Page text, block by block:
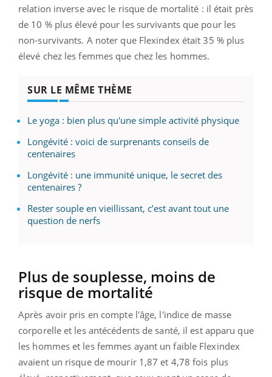
relation inverse avec le risque de mortalité : il était près
de 10 % plus élevé pour les survivants que pour les
non-survivants. A noter que Flexindex était 35 % plus
élevé chez les femmes que chez les hommes.
SUR LE MÊME THÈME
Le yoga : bien plus qu'une simple activité physique
Longévité : voici de surprenants conseils de
centenaires
Longévité : une immunité unique, le secret des
centenaires ?
Rester souple en vieillissant, c’est avant tout une
question de nerfs
Plus de souplesse, moins de
risque de mortalité
Après avoir pris en compte l'âge, l'indice de masse
corporelle et les antécédents de santé, il est apparu que
les hommes et les femmes ayant un faible Flexindex
avaient un risque de mourir 1,87 et 4,78 fois plus